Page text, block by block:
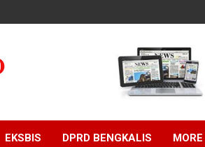
EKSBIS DPRD BENGKALIS MORE